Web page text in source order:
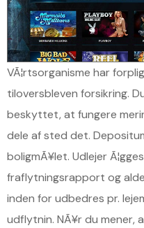
VÃ¦rtsorganisme har
tiloversbleven forsikring.
beskyttet, at fungere
dele af sted det.
boligmÃ¥let. Udlejer
fraflytningsrapport og
inden for udbedres pr.
udflytnin. NÃ¥r du mener,